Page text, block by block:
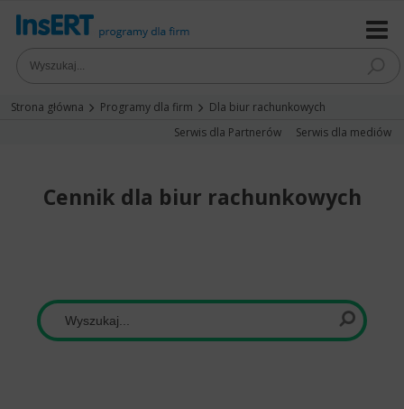
Strona główna Programy dla firm
Dla biur rachunkowych
Serwis dla Partnerów
Serwis dla mediów
Cennik dla biur rachunkowych